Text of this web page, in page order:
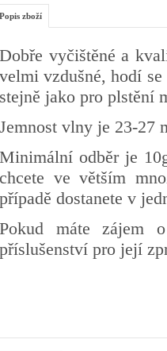
Popis zboží
Dobře vyčištěné a
velmi vzdušné, hodí
stejně jako pro plstění
Jemnost vlny je 23-27
Minimální odběr je
chcete ve větším
případě dostanete v
Pokud máte zájem
příslušenství pro její